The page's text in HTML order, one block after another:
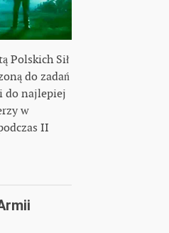
Polskich Sił
do zadań
do najlepiej
w
II